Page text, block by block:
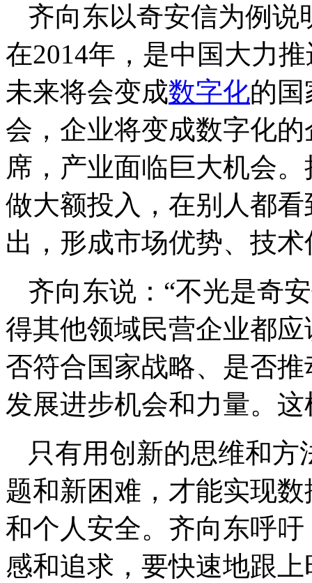
齐向东以奇安信为例说
在2014年，是中国大力
未来将会变成数字化的
会，企业将变成数字化
席，产业面临巨大机会
做大额投入，在别人都
出，形成市场优势、技
齐向东说：“不光是奇
得其他领域民营企业都
否符合国家战略、是否
发展进步机会和力量。
只有用创新的思维和
题和新困难，才能实现
和个人安全。齐向东呼
感和追求，要快速地跟